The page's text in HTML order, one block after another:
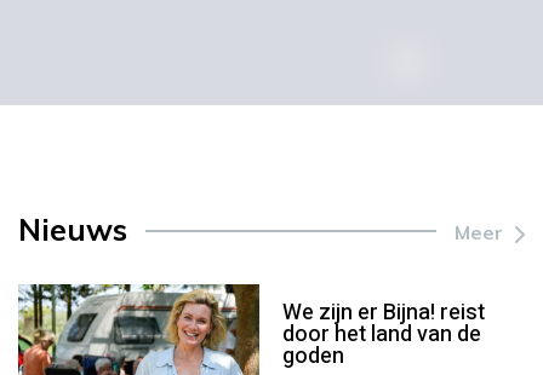
Nieuws Meer
We zijn er Bijna! reist
door het land van de
goden